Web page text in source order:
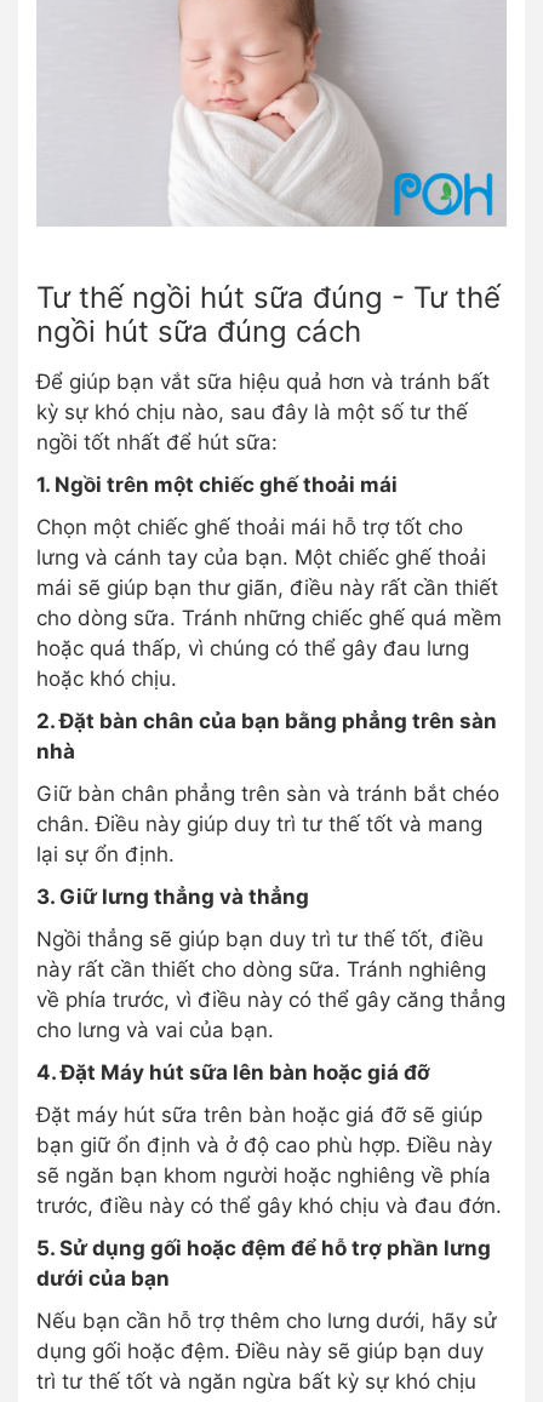
Tư thế ngồi hút sữa đúng - Tư thế
ngồi hút sữa đúng cách
Để giúp bạn vắt sữa hiệu quả hơn và tránh bất
kỳ sự khó chịu nào, sau đây là một số tư thế
ngồi tốt nhất để hút sữa:
1. Ngồi trên một chiếc ghế thoải mái
Chọn một chiếc ghế thoải mái hỗ trợ tốt cho
lưng và cánh tay của bạn. Một chiếc ghế thoải
mái sẽ giúp bạn thư giãn, điều này rất cần thiết
cho dòng sữa. Tránh những chiếc ghế quá mềm
hoặc quá thấp, vì chúng có thể gây đau lưng
hoặc khó chịu.
2. Đặt bàn chân của bạn bằng phẳng trên sàn
nhà
Giữ bàn chân phẳng trên sàn và tránh bắt chéo
chân. Điều này giúp duy trì tư thế tốt và mang
lại sự ổn định.
3. Giữ lưng thẳng và thẳng
Ngồi thẳng sẽ giúp bạn duy trì tư thế tốt, điều
này rất cần thiết cho dòng sữa. Tránh nghiêng
về phía trước, vì điều này có thể gây căng thẳng
cho lưng và vai của bạn.
4. Đặt Máy hút sữa lên bàn hoặc giá đỡ
Đặt máy hút sữa trên bàn hoặc giá đỡ sẽ giúp
bạn giữ ổn định và ở độ cao phù hợp. Điều này
sẽ ngăn bạn khom người hoặc nghiêng về phía
trước, điều này có thể gây khó chịu và đau đớn.
5. Sử dụng gối hoặc đệm để hỗ trợ phần lưng
dưới của bạn
Nếu bạn cần hỗ trợ thêm cho lưng dưới, hãy sử
dụng gối hoặc đệm. Điều này sẽ giúp bạn duy
trì tư thế tốt và ngăn ngừa bất kỳ sự khó chịu